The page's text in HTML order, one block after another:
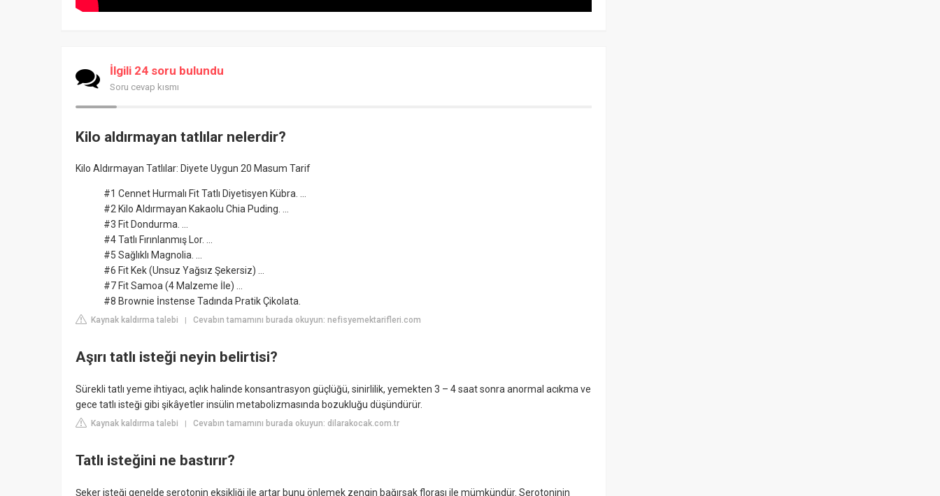
İlgili 24 soru bulundu
Soru cevap kısmı
Kilo aldırmayan tatlılar nelerdir?
Kilo Aldırmayan Tatlılar: Diyete Uygun 20 Masum Tarif
#1 Cennet Hurmalı Fit Tatlı Diyetisyen Kübra. ...
#2 Kilo Aldırmayan Kakaolu Chia Puding. ...
#3 Fit Dondurma. ...
#4 Tatlı Fırınlanmış Lor. ...
#5 Sağlıklı Magnolia. ...
#6 Fit Kek (Unsuz Yağsız Şekersiz) ...
#7 Fit Samoa (4 Malzeme İle) ...
#8 Brownie İnstense Tadında Pratik Çikolata.
Kaynak kaldırma talebi | Cevabın tamamını burada okuyun: nefisyemektarifleri.com
Aşırı tatlı isteği neyin belirtisi?
Sürekli tatlı yeme ihtiyacı, açlık halinde konsantrasyon güçlüğü, sinirlilik, yemekten 3 – 4 saat sonra anormal acıkma ve
gece tatlı isteği gibi şikâyetler insülin metabolizmasında bozukluğu düşündürür.
Kaynak kaldırma talebi | Cevabın tamamını burada okuyun: dilarakocak.com.tr
Tatlı isteğini ne bastırır?
Şeker isteği genelde serotonin eksikliği ile artar bunu önlemek zengin bağırsak florası ile mümkündür. Serotoninin